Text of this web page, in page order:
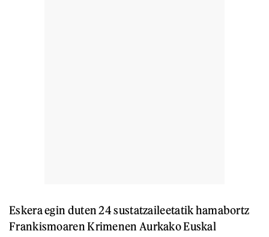
Eskera egin duten 24 sustatzaileetatik hamabortz
Frankismoaren Krimenen Aurkako Euskal